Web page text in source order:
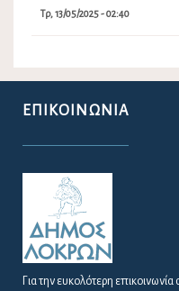
Τρ, 13/05/2025 - 02:40
ΕΠΙΚΟΙΝΩΝΊΑ
Για την ευκολότερη